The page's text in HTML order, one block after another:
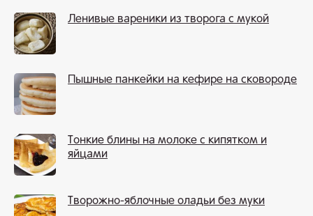
Ленивые вареники из творога с мукой
Пышные панкейки на кефире на сковороде
Тонкие блины на молоке с кипятком и
яйцами
Творожно-яблочные оладьи без муки